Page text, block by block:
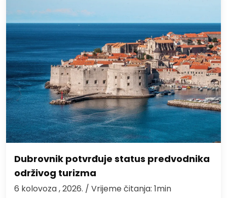
Dubrovnik potvrđuje status predvodnika
održivog turizma
6 kolovoza , 2026. / Vrijeme čitanja: 1min